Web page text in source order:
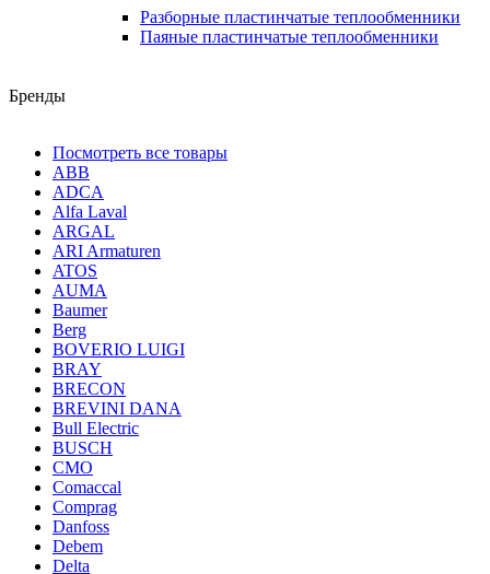
Разборные пластинчатые теплообменники
Паяные пластинчатые теплообменники
Бренды
Посмотреть все товары
ABB
ADCA
Alfa Laval
ARGAL
ARI Armaturen
ATOS
AUMA
Baumer
Berg
BOVERIO LUIGI
BRAY
BRECON
BREVINI DANA
Bull Electric
BUSCH
CMO
Comaccal
Comprag
Danfoss
Debem
Delta